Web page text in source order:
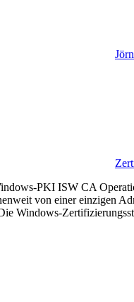
PKI ISW CA
von einer einzigen
Windows-